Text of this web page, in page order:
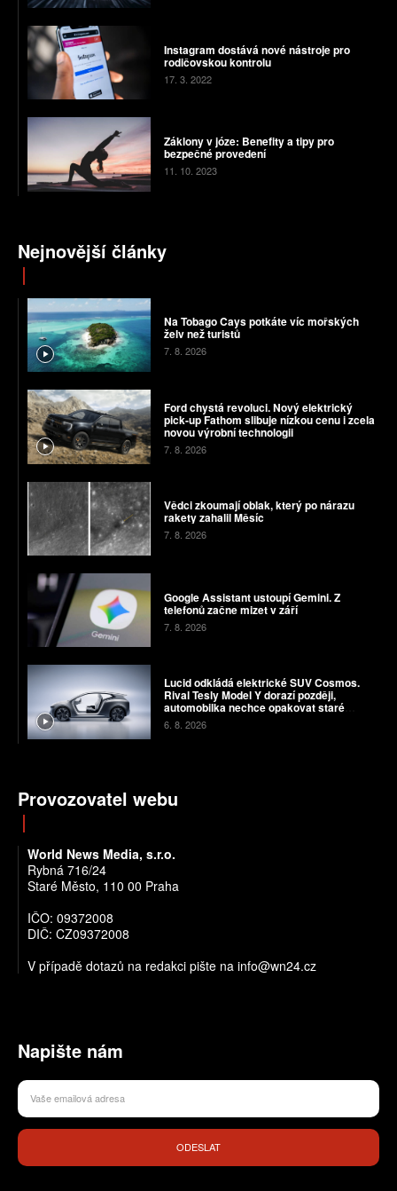
Instagram dostává nové nástroje pro
rodičovskou kontrolu
17. 3. 2022
Záklony v józe: Benefity a tipy pro
bezpečné provedení
11. 10. 2023
Nejnovější články
Na Tobago Cays potkáte víc mořských
želv než turistů
7. 8. 2026
Ford chystá revoluci. Nový elektrický
pick-up Fathom slibuje nízkou cenu i zcela
novou výrobní technologii
7. 8. 2026
Vědci zkoumají oblak, který po nárazu
rakety zahalil Měsíc
7. 8. 2026
Google Assistant ustoupí Gemini. Z
telefonů začne mizet v září
7. 8. 2026
Lucid odkládá elektrické SUV Cosmos.
Rival Tesly Model Y dorazí později,
automobilka nechce opakovat staré
chyby
6. 8. 2026
Provozovatel webu
World News Media, s.r.o.
Rybná 716/24
Staré Město, 110 00 Praha
IČO: 09372008
DIČ: CZ09372008
V případě dotazů na redakci pište na info@wn24.cz
Napište nám
ODESLAT